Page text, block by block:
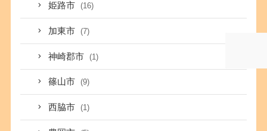
姫路市 (16)
加東市 (7)
神崎郡市 (1)
篠山市 (9)
西脇市 (1)